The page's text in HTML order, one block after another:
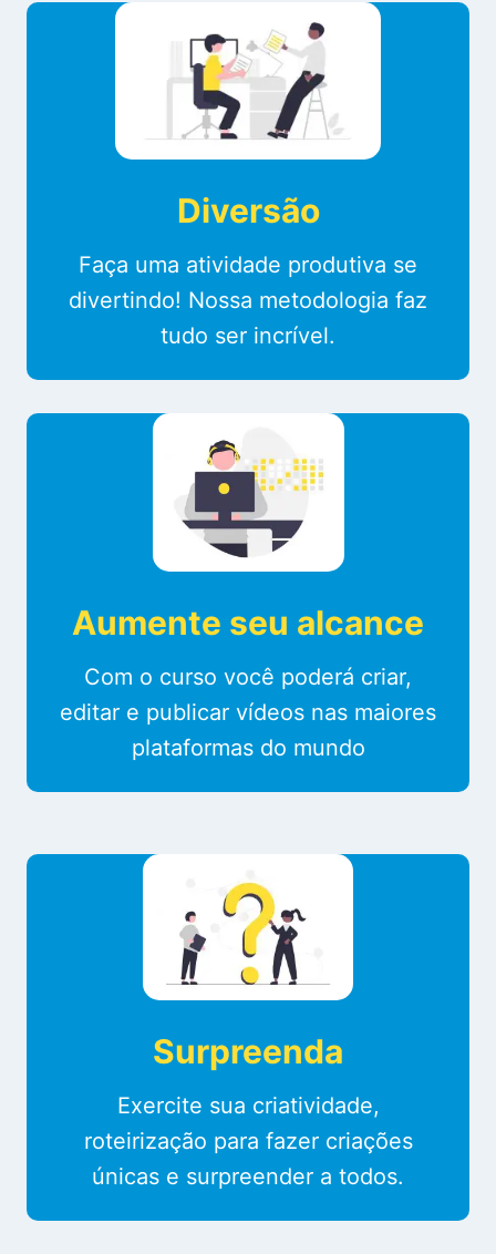
Diversão
Faça uma atividade produtiva se
divertindo! Nossa metodologia faz
tudo ser incrível.
Aumente seu alcance
Com o curso você poderá criar,
editar e publicar vídeos nas maiores
plataformas do mundo
Surpreenda
Exercite sua criatividade,
roteirização para fazer criações
únicas e surpreender a todos.